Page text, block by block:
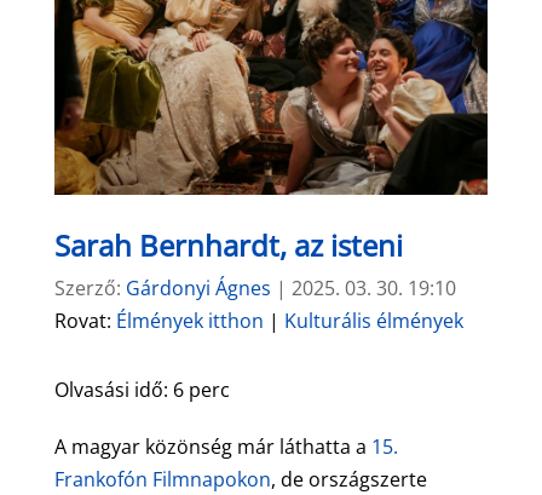
Sarah Bernhardt, az isteni
Szerző: Gárdonyi Ágnes | 2025. 03. 30. 19:10
Rovat: Élmények itthon | Kulturális élmények
Olvasási idő: 6 perc
A magyar közönség már láthatta a 15.
Frankofón Filmnapokon, de országszerte